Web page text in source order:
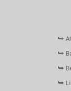
⮩
⮩
⮩
⮩